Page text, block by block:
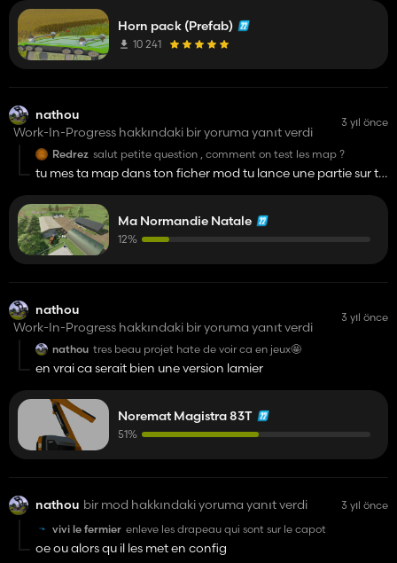
Horn pack (Prefab)
10 241
nathou
Work-In-Progress hakkındaki bir yoruma yanıt verdi
3 yıl önce
Redrez salut petite question , comment on test les map ?
tu mes ta map dans ton ficher mod tu lance une partie sur ta
Ma Normandie Natale
12%
nathou
Work-In-Progress hakkındaki bir yoruma yanıt verdi
3 yıl önce
nathou tres beau projet hate de voir ca en jeux🤩
en vrai ca serait bien une version lamier
Noremat Magistra 83T
51%
nathou bir mod hakkındaki yoruma yanıt verdi
3 yıl önce
vivi le fermier enleve les drapeau qui sont sur le capot
oe ou alors qu il les met en config